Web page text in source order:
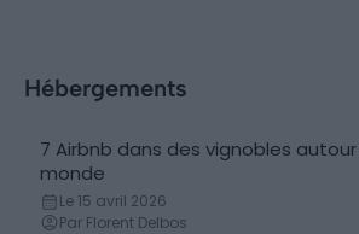
Hébergements
BnB
7 Airbnb dans des vignobles
monde
Le 15 avril 2026
Par Florent Delbos